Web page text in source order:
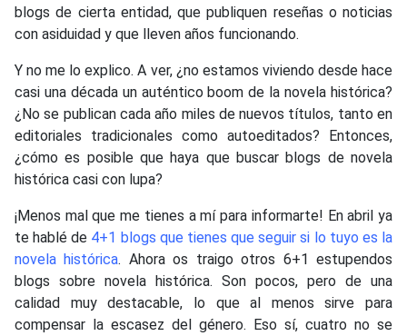
blogs de cierta entidad, que publiquen reseñas o noticias
con asiduidad y que lleven años funcionando.
Y no me lo explico. A ver, ¿no estamos viviendo desde hace
casi una década un auténtico boom de la novela histórica?
¿No se publican cada año miles de nuevos títulos, tanto en
editoriales tradicionales como autoeditados? Entonces,
¿cómo es posible que haya que buscar blogs de novela
histórica casi con lupa?
¡Menos mal que me tienes a mí para informarte! En abril ya
te hablé de 4+1 blogs que tienes que seguir si lo tuyo es la
novela histórica. Ahora os traigo otros 6+1 estupendos
blogs sobre novela histórica. Son pocos, pero de una
calidad muy destacable, lo que al menos sirve para
compensar la escasez del género. Eso sí, cuatro no se